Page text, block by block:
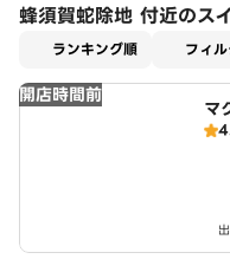
蜂須賀蛇除地 付近のス
ランキング順 フィ
開店時間前
マ